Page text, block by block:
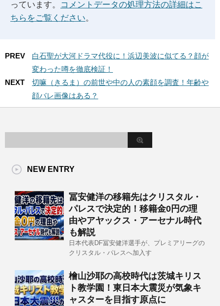
っています。
コメントデータの処理方法の詳細はこ
ちらをご覧ください。
PREV
白石聖が大河ドラマ代役に！浜辺美波に似てる？顔が
変わった噂を徹底検証！
NEXT
切嘛（きるま）の前世や中の人の素顔を調査！年齢や
顔バレ画像はある？
NEW ENTRY
冨安健洋の移籍先はクリスタル・
パレスで決定的！移籍金0円の理
由やアヤックス・アーセナル時代
も解説
日本代表DF冨安健洋選手が、プレミアリーグの
クリスタル・パレスへ加入す
檜山沙耶の高校時代は茨城キリス
ト教学園！東日本大震災が気象キ
ャスターを目指す原点に